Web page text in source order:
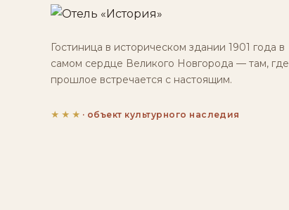
Гостиница в историческом здании 1901 года в
самом сердце Великого Новгорода — там, где
прошлое встречается с настоящим.
★★★ · объект культурного наследия